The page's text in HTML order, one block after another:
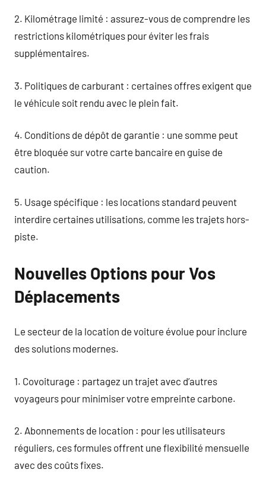
2. Kilométrage limité : assurez-vous de comprendre les
restrictions kilométriques pour éviter les frais
supplémentaires.
3. Politiques de carburant : certaines offres exigent que
le véhicule soit rendu avec le plein fait.
4. Conditions de dépôt de garantie : une somme peut
être bloquée sur votre carte bancaire en guise de
caution.
5. Usage spécifique : les locations standard peuvent
interdire certaines utilisations, comme les trajets hors-
piste.
Nouvelles Options pour Vos
Déplacements
Le secteur de la location de voiture évolue pour inclure
des solutions modernes.
1. Covoiturage : partagez un trajet avec d’autres
voyageurs pour minimiser votre empreinte carbone.
2. Abonnements de location : pour les utilisateurs
réguliers, ces formules offrent une flexibilité mensuelle
avec des coûts fixes.